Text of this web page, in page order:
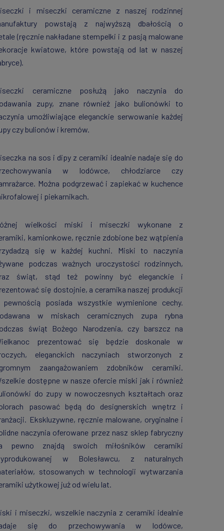
i miseczki ceramiczne z naszej rodzinnej
powstają z najwyższą dbałością o
(ręcznie nakładane stempelki i z pasją malowane
kwiatowe, które powstają od lat w naszej
ceramiczne posłużą jako naczynia do
zupy, znane również jako bulionówki to
umożliwiające eleganckie serwowanie każdej
czy bulionów i kremów.
na sos i dipy z ceramiki idealnie nadaje się do
w lodówce, chłodziarce czy
Można podgrzewać i zapiekać w kuchence
i piekarnikach.
wielkości miski i miseczki wykonane z
kamionkowe, ręcznie zdobione bez wątpienia
się w każdej kuchni. Miski to naczynia
podczas ważnych uroczystości rodzinnych,
świąt, stąd też powinny być eleganckie i
się dostojnie, a ceramika naszej produkcji
posiada wszystkie wymienione cechy.
w miskach ceramicznych zupa rybna
świąt Bożego Narodzenia, czy barszcz na
prezentować się będzie doskonale w
eleganckich naczyniach stworzonych z
zaangażowaniem zdobników ceramiki.
dostępne w nasze ofercie miski jak i również
do zupy w nowoczesnych kształtach oraz
pasować będą do designerskich wnętrz i
Ekskluzywne, ręcznie malowane, oryginalne i
naczynia oferowane przez nasz sklep fabryczny
pewno znajdą swoich miłośników ceramiki
w Bolesławcu, z naturalnych
stosowanych w technologii wytwarzania
użytkowej już od wielu lat.
i miseczki, wszelkie naczynia z ceramiki idealnie
się do przechowywania w lodówce,